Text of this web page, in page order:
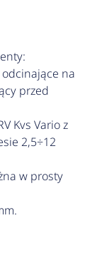
na
przed
Kvs Vario z
2,5÷12
w prosty